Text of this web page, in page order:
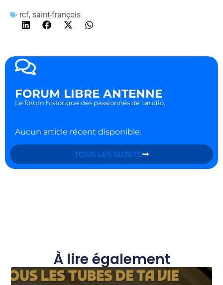
rcf, saint-françois
FORUM LIBRE ANTENNE
Le forum historique des passionnés de l'audio.
Aucun article récent disponible.
TOUS LES SUJETS
À lire également